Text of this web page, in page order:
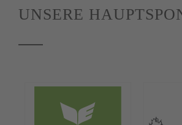
UNSERE